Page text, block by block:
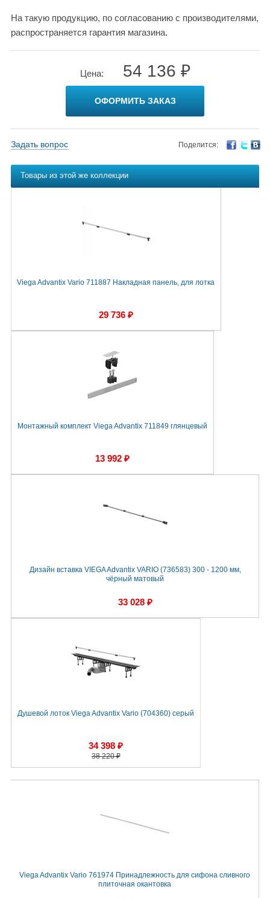
На такую продукцию, по согласованию с производителями,
распространяется гарантия магазина.
Цена: 54 136 ₽
ОФОРМИТЬ ЗАКАЗ
Задать вопрос Поделится:
Товары из этой же коллекции
Viega Advantix Vario 711887 Накладная панель, для лотка
29 736 ₽
Монтажный комплект Viega Advantix 711849 глянцевый
13 992 ₽
Дизайн вставка VIEGA Advantix VARIO (736583) 300 - 1200 мм,
чёрный матовый
33 028 ₽
Душевой лоток Viega Advantix Vario (704360) серый
34 398 ₽
38 220 ₽
Viega Advantix Vario 761974 Принадлежность для сифона сливного
плиточная окантовка